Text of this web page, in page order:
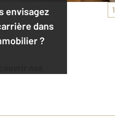
envisagez
dans
?
1